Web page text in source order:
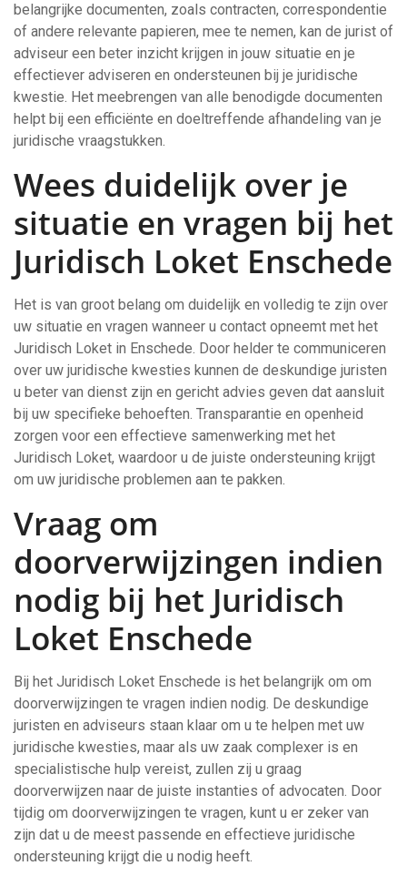
belangrijke documenten, zoals contracten, correspondentie
of andere relevante papieren, mee te nemen, kan de jurist of
adviseur een beter inzicht krijgen in jouw situatie en je
effectiever adviseren en ondersteunen bij je juridische
kwestie. Het meebrengen van alle benodigde documenten
helpt bij een efficiënte en doeltreffende afhandeling van je
juridische vraagstukken.
Wees duidelijk over je
situatie en vragen bij het
Juridisch Loket Enschede
Het is van groot belang om duidelijk en volledig te zijn over
uw situatie en vragen wanneer u contact opneemt met het
Juridisch Loket in Enschede. Door helder te communiceren
over uw juridische kwesties kunnen de deskundige juristen
u beter van dienst zijn en gericht advies geven dat aansluit
bij uw specifieke behoeften. Transparantie en openheid
zorgen voor een effectieve samenwerking met het
Juridisch Loket, waardoor u de juiste ondersteuning krijgt
om uw juridische problemen aan te pakken.
Vraag om
doorverwijzingen indien
nodig bij het Juridisch
Loket Enschede
Bij het Juridisch Loket Enschede is het belangrijk om om
doorverwijzingen te vragen indien nodig. De deskundige
juristen en adviseurs staan klaar om u te helpen met uw
juridische kwesties, maar als uw zaak complexer is en
specialistische hulp vereist, zullen zij u graag
doorverwijzen naar de juiste instanties of advocaten. Door
tijdig om doorverwijzingen te vragen, kunt u er zeker van
zijn dat u de meest passende en effectieve juridische
ondersteuning krijgt die u nodig heeft.